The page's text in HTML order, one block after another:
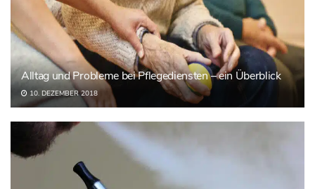
Alltag und Probleme bei Pflegediensten – ein Überblick
10. DEZEMBER 2018